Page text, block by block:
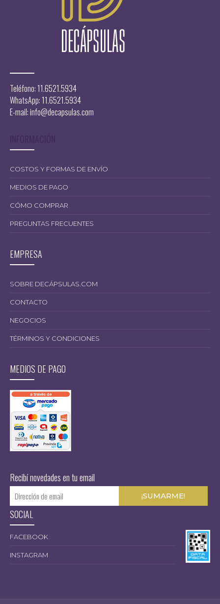
$
$
12.000,00
Teléfono: 11.6521.5934
WhatsApp: 11.6521.5934
E-mail:info@decapsulas.com
COSTOS Y FORMAS DE ENVÍO
MEDIOS DE PAGO
CÓMO COMPRAR
PREGUNTAS FRECUENTES
EMPRESA
SOBRE DECÁPSULAS.COM
CONTACTO
NEGOCIOS
TÉRMINOS Y CONDICIONES
MEDIOS DE PAGO
Recibí novedades en tu email
SOCIAL
FACEBOOK
INSTAGRAM